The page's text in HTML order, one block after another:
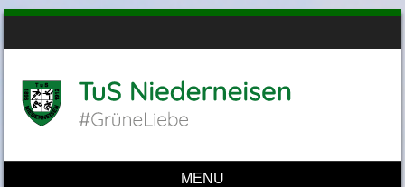
MENU